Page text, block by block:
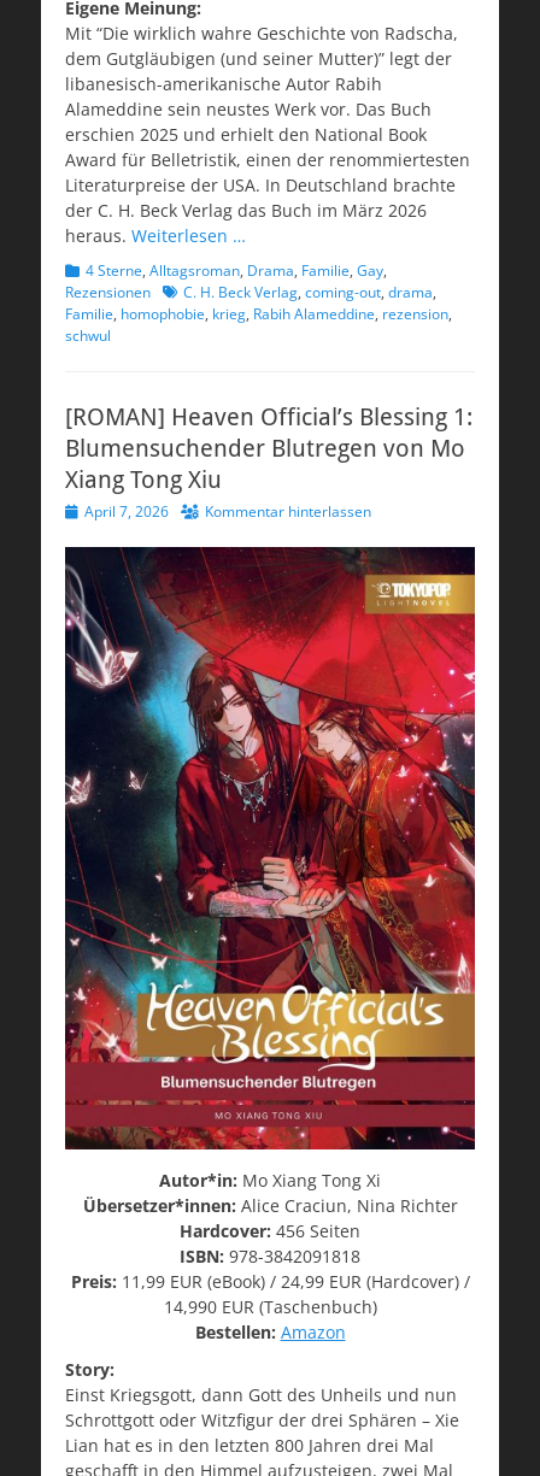
Eigene Meinung:
Mit “Die wirklich wahre Geschichte von Radscha,
dem Gutgläubigen (und seiner Mutter)” legt der
libanesisch-amerikanische Autor Rabih
Alameddine sein neustes Werk vor. Das Buch
erschien 2025 und erhielt den National Book
Award für Belletristik, einen der renommiertesten
Literaturpreise der USA. In Deutschland brachte
der C. H. Beck Verlag das Buch im März 2026
heraus. Weiterlesen …
Kategorien
4 Sterne, Alltagsroman, Drama, Familie, Gay,
Rezensionen Schlagworte
C. H. Beck Verlag, coming-out, drama,
Familie, homophobie, krieg, Rabih Alameddine, rezension,
schwul
[ROMAN] Heaven Official’s Blessing 1:
Blumensuchender Blutregen von Mo
Xiang Tong Xiu
Veröffentlicht
April 7, 2026 Kommentar hinterlassen
Autor*in: Mo Xiang Tong Xi
Übersetzer*innen: Alice Craciun, Nina Richter
Hardcover: 456 Seiten
ISBN: 978-3842091818
Preis: 11,99 EUR (eBook) / 24,99 EUR (Hardcover) /
14,990 EUR (Taschenbuch)
Bestellen: Amazon
Story:
Einst Kriegsgott, dann Gott des Unheils und nun
Schrottgott oder Witzfigur der drei Sphären – Xie
Lian hat es in den letzten 800 Jahren drei Mal
geschafft in den Himmel aufzusteigen, zwei Mal